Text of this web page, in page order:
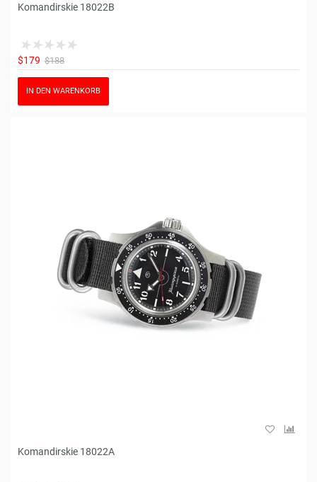
Komandirskie 18022B
$179 $188
IN DEN WARENKORB
Komandirskie 18022A